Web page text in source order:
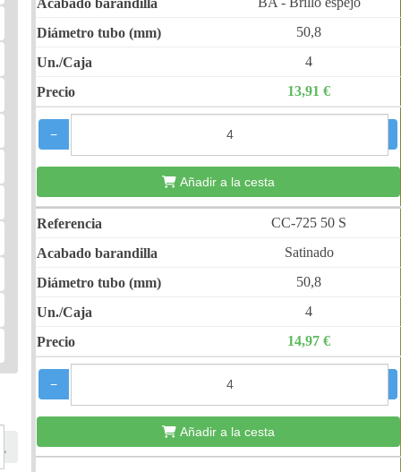
50,8
4
13,91 €
−
Añadir a la cesta
CC-725 50 S
Satinado
50,8
4
14,97 €
−
Añadir a la cesta